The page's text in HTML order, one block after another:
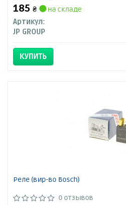
185 ₴
на складе
Артикул:
JP GROUP
КУПИТЬ
Реле (вир-во Bosch)
0 отзывов